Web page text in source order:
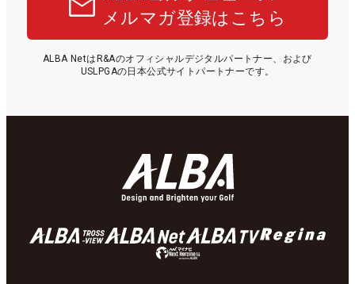
メルマガ登録はこちら
ALBA NetはR&Aのオフィシャルデジタルパートナー、および
USLPGAの日本公式サイトパートナーです。